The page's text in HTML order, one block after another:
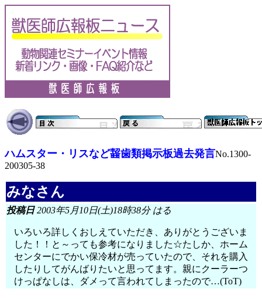
ハムスター・リスなど齧歯類掲示板過去発言No.1300-
200305-38
みなさん
投稿日2003年5月10日(土)18時38分 はる
いろいろ詳しくおしえていただき、ありがとうございま
した！！と～っても参考になりました☆たしか、ホーム
センターにでかい保冷材が売っていたので、それを購入
したりしてがんばりたいと思ってます。親にクーラーつ
けっぱなしは、ダメって言われてしまったので…(ToT)